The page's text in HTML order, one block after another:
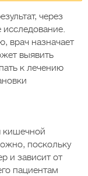
через
исследование.
врач назначает
выявить
к лечению
кишечной
поскольку
и зависит от
пациентам